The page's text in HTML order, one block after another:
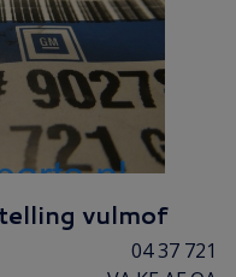
vulmof
04 37 721